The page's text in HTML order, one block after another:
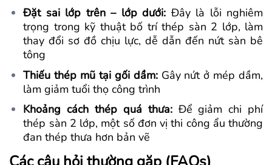
Đặt sai lớp trên – lớp dưới: Đây là lỗi nghiêm
trọng trong kỹ thuật bố trí thép sàn 2 lớp, làm
thay đổi sơ đồ chịu lực, dễ dẫn đến nứt sàn bê
tông
Thiếu thép mũ tại gối dầm:Gây nứt ở mép dầm,
làm giảm tuổi thọ công trình
Khoảng cách thép quá thưa:Để giảm chi phí
thép sàn 2 lớp, một số đơn vị thi công ẩu thường
đan thép thưa hơn bản vẽ